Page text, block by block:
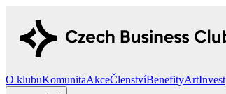
O klubuKomunitaAkceČlenstvíBenefityArtInvest